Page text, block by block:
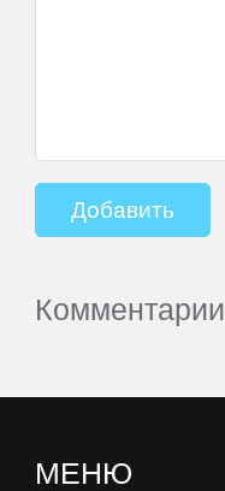
Комментарии
МЕНЮ